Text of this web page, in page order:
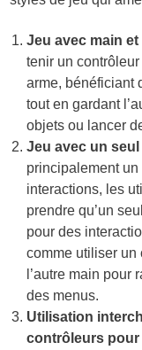
Jeu avec main
tenir un
arme, bénéficiant
tout en gardant
objets ou lancer
Jeu avec un
principalement
interactions, les
prendre qu’un
pour des
comme utiliser un
l’autre main
des menus.
Utilisation
contrôleurs